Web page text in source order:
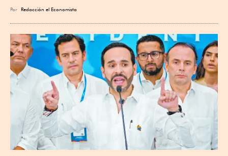
Por Redacción el Economista